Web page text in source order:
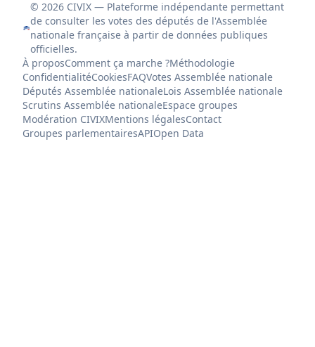
© 2026 CIVIX — Plateforme indépendante permettant
de consulter les votes des députés de l'Assemblée
nationale française à partir de données publiques
officielles.
À proposComment ça marche ?Méthodologie
ConfidentialitéCookiesFAQVotes Assemblée nationale
Députés Assemblée nationaleLois Assemblée nationale
Scrutins Assemblée nationaleEspace groupes
Modération CIVIXMentions légalesContact
Groupes parlementairesAPIOpen Data